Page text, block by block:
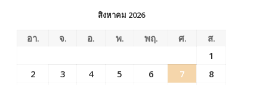
สิงหาคม 2026
อา. จ. อ. พ. พฤ. ศ.
ส.
1
2
3 4 5 6 7
8